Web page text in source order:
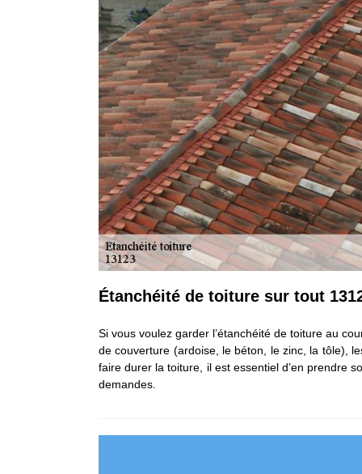
Étanchéité de toiture sur tout
Si vous voulez garder l’étanchéité de toiture au
de couverture (ardoise, le béton, le zinc, la tôle),
faire durer la toiture, il est essentiel d’en prendre
demandes.